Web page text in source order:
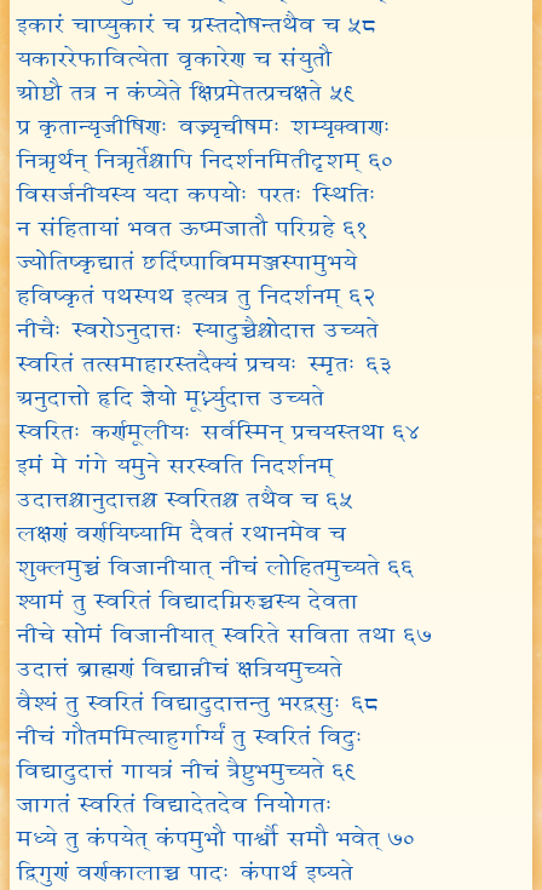
इकारं चाप्युकारं च ग्रस्तदोषन्तथैव च ५८
यकाररेफावित्येता वृकारेण च संयुतौ
ओष्ठौ तत्र न कंप्येते क्षिप्रमेतत्प्रचक्षते ५९
प्र कृतान्यृजीषिणः वज्र्यृचीषमः शम्यृक्वाणः
निऋर्थन् निऋर्तेश्चापि निदर्शनमितीदृशम् ६०
विसर्जनीयस्य यदा कपयोः परतः स्थितिः
न संहितायां भवत ऊष्मजातौ परिग्रहे ६१
ज्योतिष्कृद्यातं छर्दिष्पाविममञ्जस्पामुभये
हविष्कृतं पथस्पथ इत्यत्र तु निदर्शनम् ६२
नीचैः स्वरोऽनुदात्तः स्यादुच्चैश्चोदात्त उच्यते
स्वरितं तत्समाहारस्तदैक्यं प्रचयः स्मृतः ६३
अनुदात्तो हृदि ज्ञेयो मूर्ध्न्युदात्त उच्यते
स्वरितः कर्णमूलीयः सर्वस्मिन् प्रचयस्तथा ६४
इमं मे गंगे यमुने सरस्वति निदर्शनम्
उदात्तश्चानुदात्तश्च स्वरितश्च तथैव च ६५
लक्षणं वर्णयिष्यामि दैवतं रथानमेव च
शुक्लमुच्चं विजानीयात् नीचं लोहितमुच्यते ६६
श्यामं तु स्वरितं विद्यादग्निरुच्चस्य देवता
नीचे सोमं विजानीयात् स्वरिते सविता तथा ६७
उदात्तं ब्राह्मणं विद्यान्नीचं क्षत्रियमुच्यते
वैश्यं तु स्वरितं विद्यादुदात्तन्तु भरद्वसुः ६८
नीचं गौतममित्याहुर्गार्ग्यं तु स्वरितं विदुः
विद्यादुदात्तं गायत्रं नीचं त्रैष्टुभमुच्यते ६९
जागतं स्वरितं विद्यादेतदेव नियोगतः
मध्ये तु कंपयेत् कंपमुभौ पार्श्वौ समौ भवेत् ७०
द्विगुणं वर्णकालाच्च पादः कंपार्थ इष्यते